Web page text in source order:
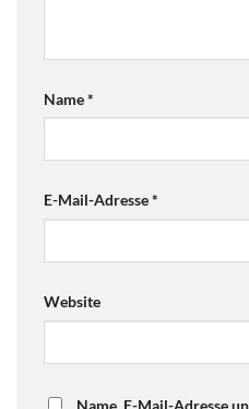
Name*
E-Mail-Adresse*
Website